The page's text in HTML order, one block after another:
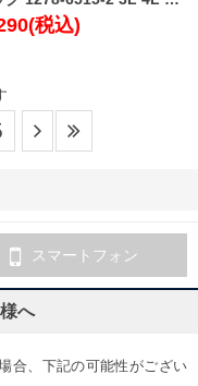
8L
税込)
スマートフォン
へ
合、下記の可能性がござい